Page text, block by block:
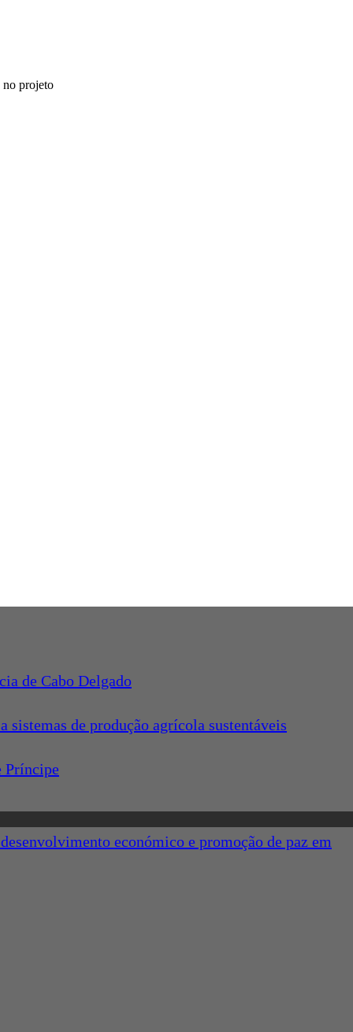
no projeto
de Cabo Delgado
de produção agrícola sustentáveis
Príncipe
económico e promoção de paz em